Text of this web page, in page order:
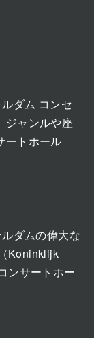
ダム コンセ
ジャンルや座
ートホール
ダムの偉大な
Koninklijk
ンサートホー